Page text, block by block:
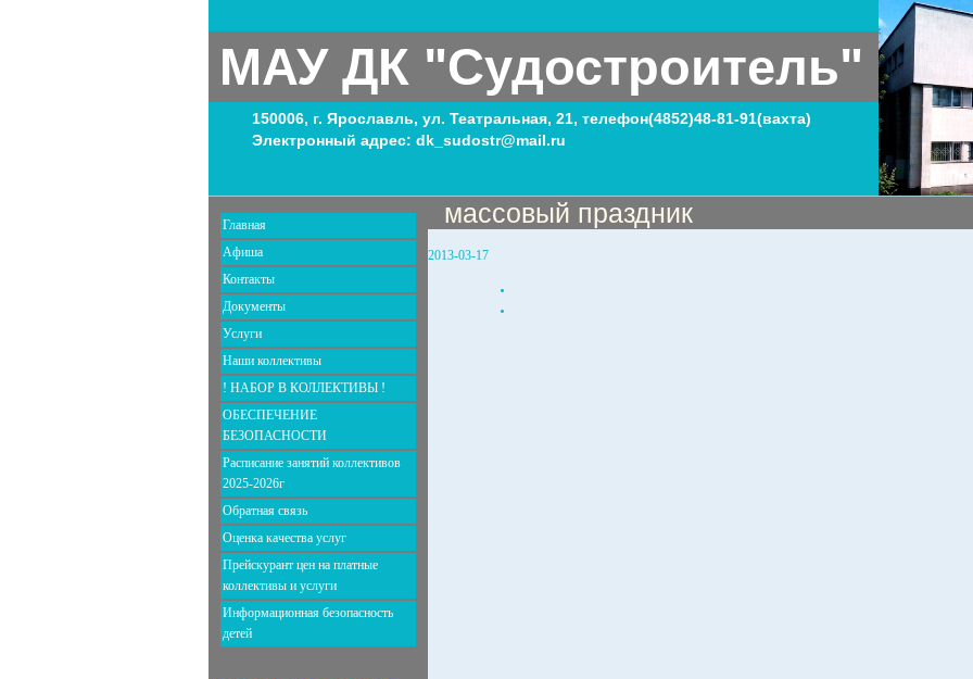
МАУ ДК "Судостроитель"
150006, г. Ярославль, ул. Театральная, 21, телефон(4852)48-81-91(вахта)
Электронный адрес: dk_sudostr@mail.ru
Главная
Афиша
Контакты
Документы
Услуги
Наши коллективы
! НАБОР В КОЛЛЕКТИВЫ !
ОБЕСПЕЧЕНИЕ
БЕЗОПАСНОСТИ
Расписание занятий коллективов
2025-2026г
Обратная связь
Оценка качества услуг
Прейскурант цен на платные
коллективы и услуги
Информационная безопасность
детей
массовый праздник
2013-03-17